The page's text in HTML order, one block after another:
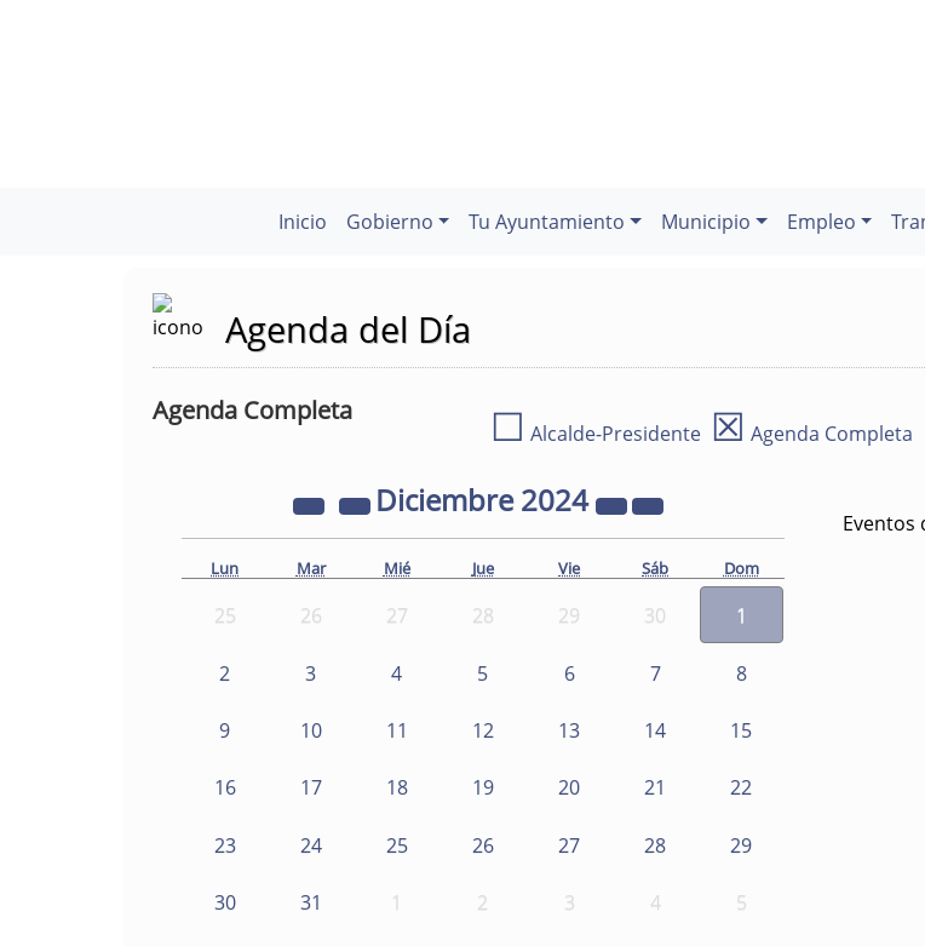
Inicio Gobierno Tu Ayuntamiento Municipio Empleo
Agenda del Día
Agenda Completa ☐ Alcalde-Presidente ☒ Agenda Completa
Diciembre2024
Lun Mar Mié Jue Vie Sáb Dom
25 26 27 28 29 30 1
2 3 4 5 6 7 8
9 10 11 12 13 14 15
16 17 18 19 20 21 22
23 24 25 26 27 28 29
30 31 1 2 3 4 5
Eventos